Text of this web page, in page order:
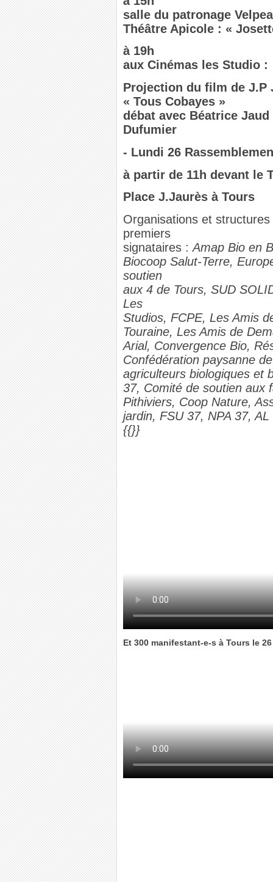
salle du patronage
Théâtre Apicole : «
à 19h
aux Cinémas les Studio :
Projection du film de J.P
« Tous Cobayes »
débat avec Béatrice Jaud
Dufumier
- Lundi 26
à partir de 11h devant le
Place J.Jaurès à Tours
Organisations et
premiers
signataires :Amap Bio en
Biocoop Salut-Terre,
soutien
aux 4 de Tours, SUD
Les
Studios, FCPE, Les Amis
Touraine, Les Amis de
Arial, Convergence Bio,
Confédération paysanne
agriculteurs biologiques et
37, Comité de soutien aux
Pithiviers, Coop Nature,
jardin, FSU 37, NPA 37,
{{}}
Et 300 manifestant-e-s à Tours le